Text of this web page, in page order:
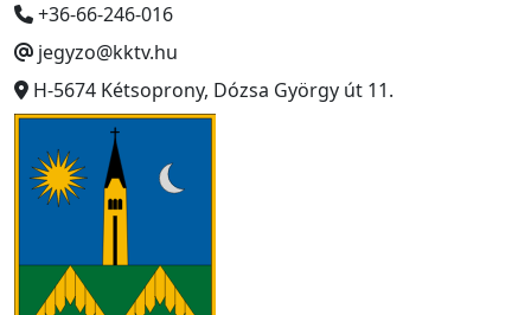
+36-66-246-016
jegyzo@kktv.hu
H-5674 Kétsoprony, Dózsa György út 11.